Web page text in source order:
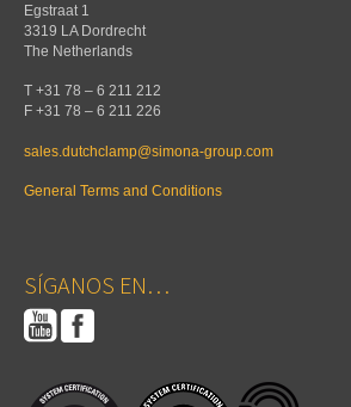
Egstraat 1
3319 LA Dordrecht
The Netherlands
T +31 78 – 6 211 212
F +31 78 – 6 211 226
sales.dutchclamp@simona-group.com
General Terms and Conditions
SÍGANOS EN…